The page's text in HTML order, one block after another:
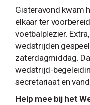
Gisteravond kwam
elkaar ter
voetbalplezier.
wedstrijden
zaterdagmiddag.
wedstrijd-
secretariaat en
Help mee bij het